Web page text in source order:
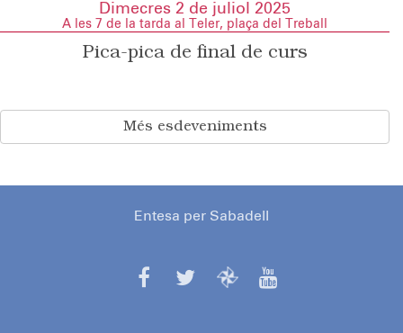
Dimecres 2 de juliol 2025
A les 7 de la tarda al Teler, plaça del Treball
Pica-pica de final de curs
Més esdeveniments
Entesa per Sabadell